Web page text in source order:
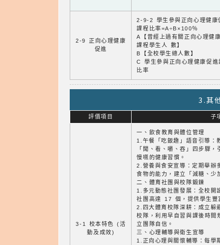
2-9 正向心理健康
促進
2-9-2 學生參與正向心理健康
課程比率=A÷B×100％
A【曾經上過有關正向心理健
課程學生人 數】
B【全校學生總人數】
C 學生參與正向心理健康促進
比率
3.其
評價項目 子
3-1 校本特色 (活
動及成效)
一、飲食教育與體位管理
1.午餐「吃飯趣」語音引導：
「聞、看、嚼、吞」四步驟
慢嚥的健康習慣。
2.營養與食安宣導：定期舉辦
食物的能力，建立「減糖、少
二、體育社團與校隊鍛鍊
1.多元動態社團發展：全校
社團高達 17 個，提供學生豐
2.四大體育校隊深耕：成立躲
校隊，利用早自習與課後時間
立團隊自信。
三、心理輔導與衛生宣導
1.正向心理與關懷輔導：每學